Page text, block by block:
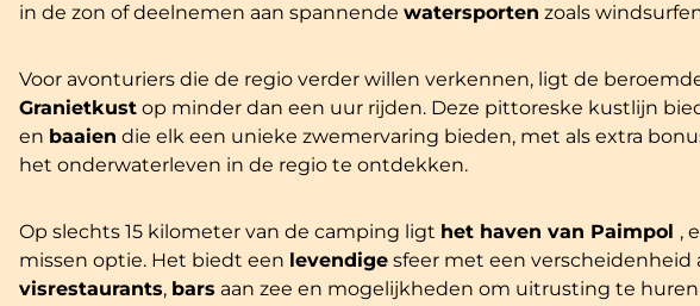
in de zon of deelnemen aan spannende watersporten zoals
Voor avonturiers die de regio verder willen verkennen, ligt de
Granietkust op minder dan een uur rijden. Deze pittoreske kustlijn
en baaien die elk een unieke zwemervaring bieden, met als extra
het onderwaterleven in de regio te ontdekken.
Op slechts 15 kilometer van de camping ligt het haven van Paimpol ,
missen optie. Het biedt een levendige sfeer met een verscheidenheid
visrestaurants, bars aan zee en mogelijkheden om uitrusting te